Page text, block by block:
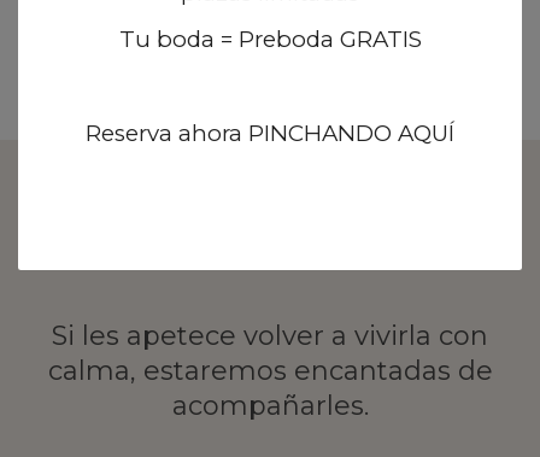
después de la boda, en la época que mejor
Si les apetece volver a vivirla con
calma, estaremos encantadas de
acompañarles.
Tu boda = Preboda GRATIS
Reserva ahora PINCHANDO AQUÍ